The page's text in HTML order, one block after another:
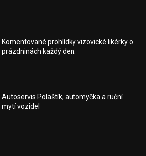
Komentované prohlídky vizovické likérky o
prázdninách každý den.
Autoservis Polaštík, automyčka a ruční
mytí vozidel